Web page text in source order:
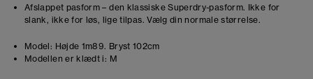
Afslappet pasform – den klassiske Superdry-pasform. Ikke for
slank, ikke for løs, lige tilpas. Vælg din normale størrelse.
Model: Højde 1m89. Bryst 102cm
Modellen er klædt i: M